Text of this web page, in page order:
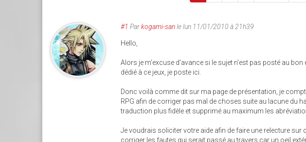
#1 Parkogami-sanlelun 11/01/2010 à 21h39
Hello,
Alors je m'excuse d'avance si le sujet n'est pas posté au
dédié à ce jeux, je poste ici.
Donc voilà comme dit sur ma page de présentation, je
RPG afin de corriger pas mal de choses suite au lacune du
traduction plus fidèle et supprimé au maximum les
Je voudrais soliciter votre aide afin de faire une relecture
corriger les fautes qui serait passé au travers car un oeil